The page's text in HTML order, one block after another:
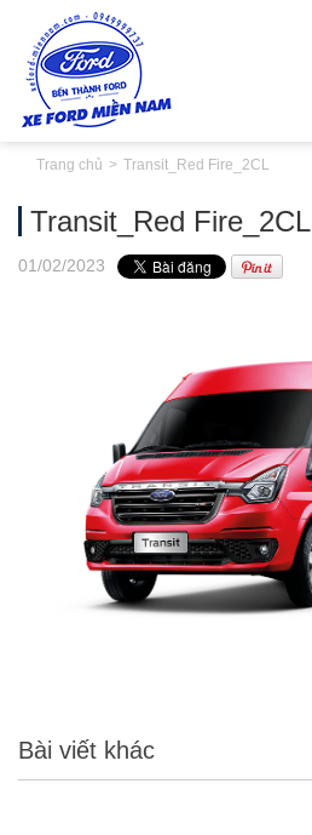
Trang chủ Transit_Red Fire_2CL
Transit_Red Fire_2CL
01/02/2023
Bài viết khác